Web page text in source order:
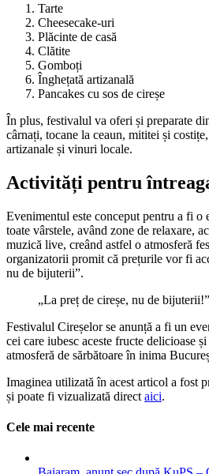
Tarte
Cheesecake-uri
Plăcinte de casă
Clătite
Gomboți
Înghețată artizanală
Pancakes cu sos de cireșe
În plus, festivalul va oferi și preparate
cârnați, tocane la ceaun, mititei și
artizanale și vinuri locale.
Activități pentru
Evenimentul este conceput pentru a fi o
toate vârstele, având zone de relaxare,
muzică live, creând astfel o atmosferă
organizatorii promit că prețurile vor fi
nu de bijuterii”.
„La preț de cireșe, nu de bijuterii!”
Festivalul Cireșelor se anunță a fi un
cei care iubesc aceste fructe delicioase
atmosferă de sărbătoare în inima
Imaginea utilizată în acest articol a fost
și poate fi vizualizată direct aici.
Cele mai recente